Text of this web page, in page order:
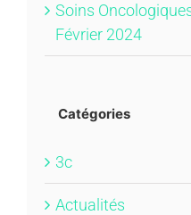
Soins
Février 2024
Catégories
3c
Actualités